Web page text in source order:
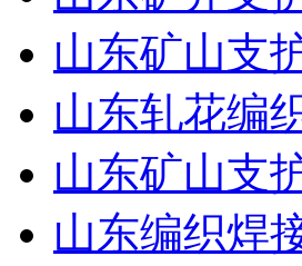
山东矿山支
山东轧花编
山东矿山支
山东编织焊